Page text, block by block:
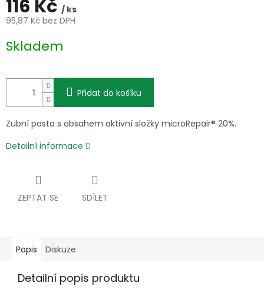
116 Kč / ks
95,87 Kč bez DPH
cena:
Skladem
Přidat do košíku
Zubní pasta s obsahem aktivní složky microRepair® 20%.
Detailní informace
ZEPTAT SE SDÍLET
Popis Diskuze
Detailní popis produktu